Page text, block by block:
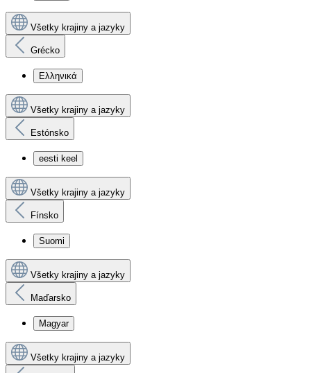
Všetky krajiny a jazyky
Grécko
Ελληνικά
Všetky krajiny a jazyky
Estónsko
eesti keel
Všetky krajiny a jazyky
Fínsko
Suomi
Všetky krajiny a jazyky
Maďarsko
Magyar
Všetky krajiny a jazyky